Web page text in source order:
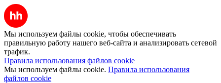
Мы используем файлы cookie, чтобы обеспечивать
правильную работу нашего веб-сайта и анализировать сетевой
трафик.
Правила использования файлов cookie
Мы используем файлы cookie. Правила использования
файлов cookie